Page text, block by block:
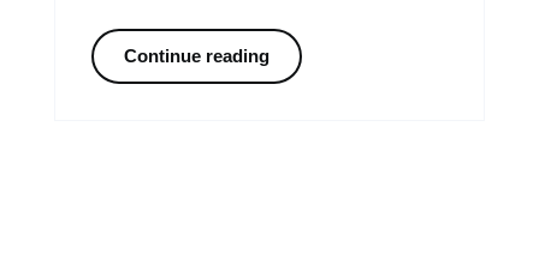
Continue reading